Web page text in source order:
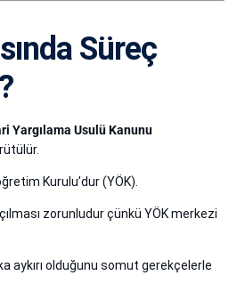
Süreç
Yargılama Usulü Kanunu
Kurulu’dur (YÖK).
zorunludur çünkü YÖK merkezi
aykırı olduğunu somut gerekçelerle